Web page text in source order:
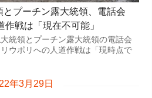
プーチン露大統領、電話会
戦は「現在不可能」
統領とプーチン露大統領の電話会
ウポリへの人道作戦は「現時点で
年3月29日